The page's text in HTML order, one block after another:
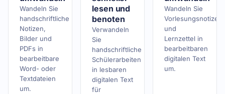
Wandeln Sie
handschriftliche
Notizen,
Bilder und
PDFs in
bearbeitbare
Word- oder
Textdateien
um.
lesen und
benoten
Verwandeln
Sie
handschriftliche
Schülerarbeiten
in lesbaren
digitalen Text
für
Wandeln Sie
Vorlesungsnotizen
und
Lernzettel in
bearbeitbaren
digitalen Text
um.